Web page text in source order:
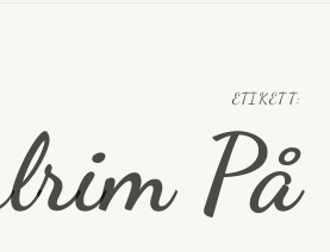
ETIKETT: